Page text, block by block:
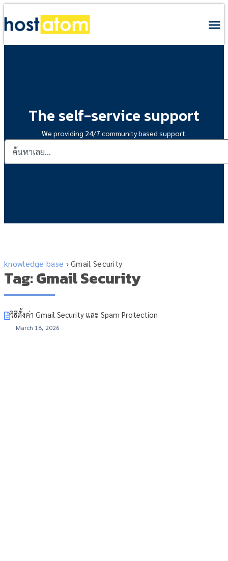
The self-service support
We providing 24/7 community based support.
knowledge base ›Gmail Security
Tag: Gmail Security
วิธีตั้งค่า Gmail Security และ Spam Protection
March 18, 2026